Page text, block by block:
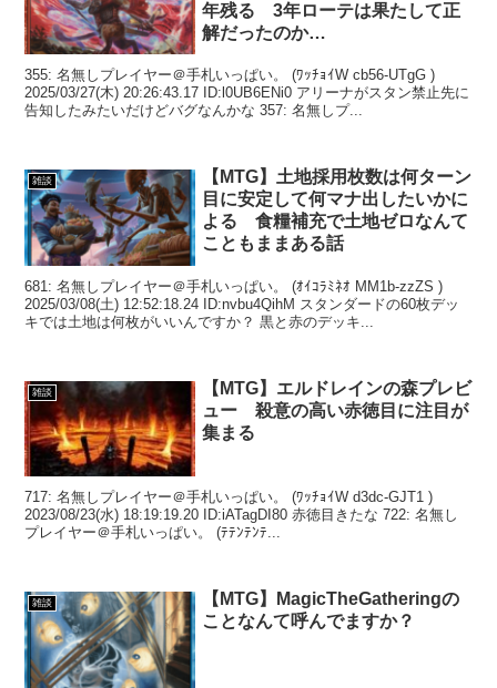
年残る 3年ローテは果たして正
解だったのか…
355: 名無しプレイヤー＠手札いっぱい。 (ﾜｯﾁｮｲW cb56-UTgG )
2025/03/27(木) 20:26:43.17 ID:l0UB6ENi0 アリーナがスタン禁止先に
告知したみたいだけどバグなんかな 357: 名無しプ...
雑談
【MTG】土地採用枚数は何ターン
目に安定して何マナ出したいかに
よる 食糧補充で土地ゼロなんて
こともままある話
681: 名無しプレイヤー＠手札いっぱい。 (ｵｲｺﾗﾐﾈｵ MM1b-zzZS )
2025/03/08(土) 12:52:18.24 ID:nvbu4QihM スタンダードの60枚デッ
キでは土地は何枚がいいんですか？ 黒と赤のデッキ...
雑談
【MTG】エルドレインの森プレビ
ュー 殺意の高い赤徳目に注目が
集まる
717: 名無しプレイヤー＠手札いっぱい。 (ﾜｯﾁｮｲW d3dc-GJT1 )
2023/08/23(水) 18:19:19.20 ID:iATagDI80 赤徳目きたな 722: 名無し
プレイヤー＠手札いっぱい。 (ﾃﾃﾝﾃﾝﾃ...
雑談
【MTG】MagicTheGatheringの
ことなんて呼んでますか？